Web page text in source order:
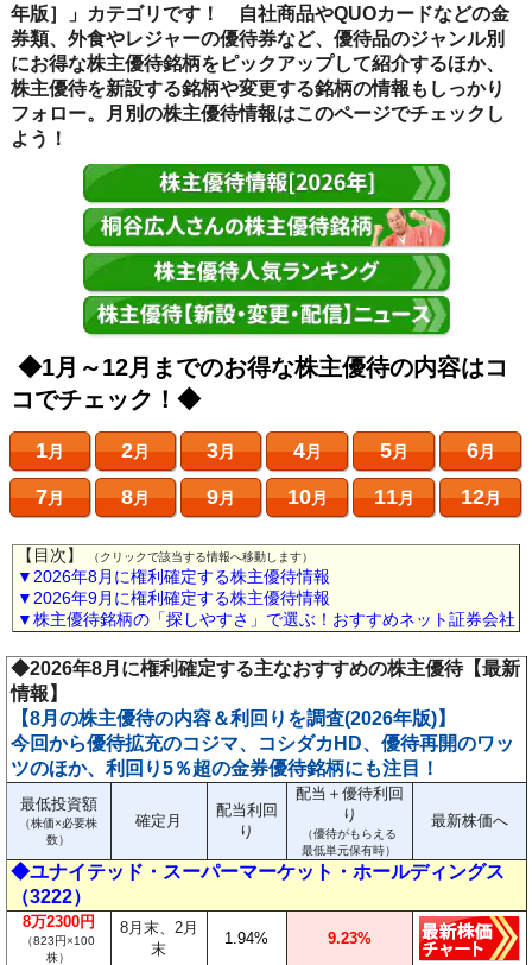
年版］」カテゴリです！ 自社商品やQUOカードなどの金
券類、外食やレジャーの優待券など、優待品のジャンル別
にお得な株主優待銘柄をピックアップして紹介するほか、
株主優待を新設する銘柄や変更する銘柄の情報もしっかり
フォロー。月別の株主優待情報はこのページでチェックし
よう！
◆1月～12月までのお得な株主優待の内容はコ
コでチェック！◆
1月 2月 3月 4月 5月 6月
7月 8月 9月 10月 11月 12月
【目次】 （クリックで該当する情報へ移動します）
▼2026年8月に権利確定する株主優待情報
▼2026年9月に権利確定する株主優待情報
▼株主優待銘柄の「探しやすさ」で選ぶ！おすすめネット証券会社
◆2026年8月に権利確定する主なおすすめの株主優待【最新
情報】
【8月の株主優待の内容＆利回りを調査(2026年版)】
今回から優待拡充のコジマ、コシダカHD、優待再開のワッ
ツのほか、利回り5％超の金券優待銘柄にも注目！
最低投資額
（株価×必要株
数）
確定月
配当利回
り
配当＋優待利回
り
（優待がもらえる
最低単元保有時）
最新株価へ
◆ユナイテッド・スーパーマーケット・ホールディングス
（3222）
8万2300円
（823円×100
株）
8月末、2月
末
1.94% 9.23%